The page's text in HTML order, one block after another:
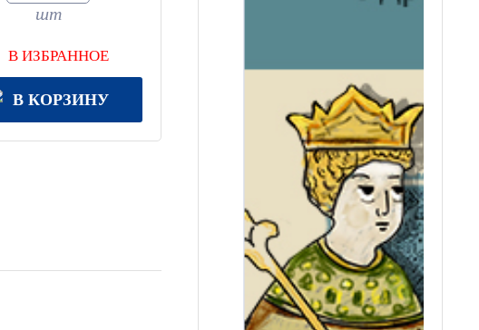
шт
В ИЗБРАННОЕ
В КОРЗИНУ